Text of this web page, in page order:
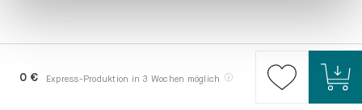
0 € Express-Produktion in 3 Wochen möglich